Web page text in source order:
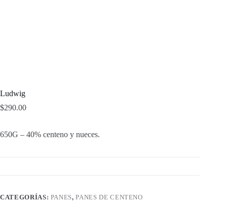
Ludwig
$290.00
650G – 40% centeno y nueces.
CATEGORÍAS: PANES,PANES DE CENTENO